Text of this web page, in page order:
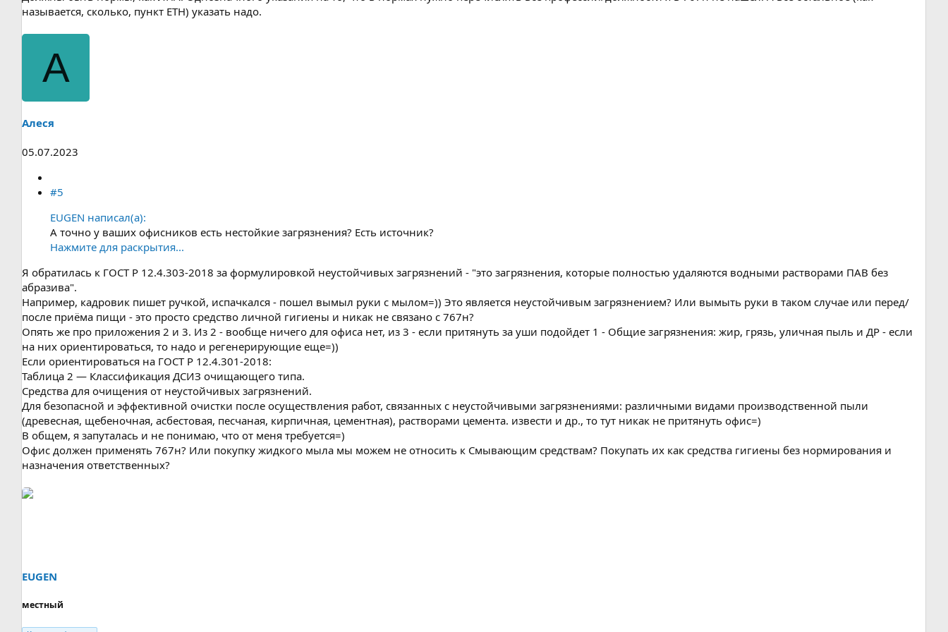
называется, сколько, пункт ЕТН) указать надо.
А
Алеся
05.07.2023
#5
EUGEN написал(а):
А точно у ваших офисников есть нестойкие загрязнения? Есть источник?
Нажмите для раскрытия...
Я обратилась к ГОСТ Р 12.4.303-2018 за формулировкой неустойчивых загрязнений - "это загрязнения, которые полностью удаляются водными растворами ПАВ без
абразива".
Например, кадровик пишет ручкой, испачкался - пошел вымыл руки с мылом=)) Это является неустойчивым загрязнением? Или вымыть руки в таком случае или перед/
после приёма пищи - это просто средство личной гигиены и никак не связано с 767н?
Опять же про приложения 2 и 3. Из 2 - вообще ничего для офиса нет, из 3 - если притянуть за уши подойдет 1 - Общие загрязнения: жир, грязь, уличная пыль и ДР - если
на них ориентироваться, то надо и регенерирующие еще=))
Если ориентироваться на ГОСТ Р 12.4.301-2018:
Таблица 2 — Классификация ДСИЗ очищающего типа.
Средства для очищения от неустойчивых загрязнений.
Для безопасной и эффективной очистки после осуществления работ, связанных с неустойчивыми загрязнениями: различными видами производственной пыли
(древесная, щебеночная, асбестовая, песчаная, кирпичная, цементная), растворами цемента. извести и др., то тут никак не притянуть офис=)
В общем, я запуталась и не понимаю, что от меня требуется=)
Офис должен применять 767н? Или покупку жидкого мыла мы можем не относить к Смывающим средствам? Покупать их как средства гигиены без нормирования и
назначения ответственных?
EUGEN
местный